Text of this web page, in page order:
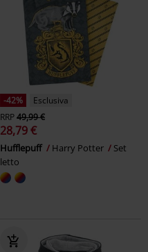
-42%
Esclusiva
RRP49,99 €
28,79 €
Hufflepuff Harry Potter
Set
letto